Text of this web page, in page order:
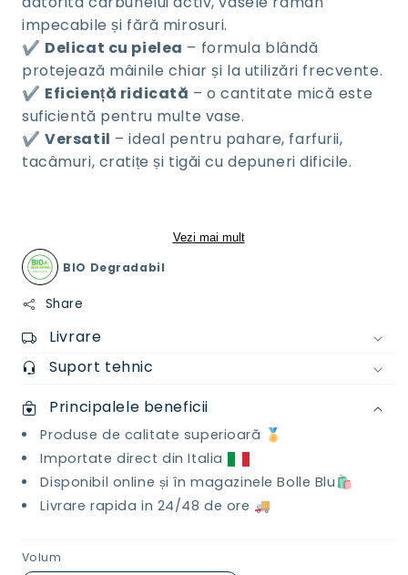
impecabile și fără mirosuri.
✔️ Delicat cu pielea – formula blândă
protejează mâinile chiar și la utilizări frecvente.
✔️ Eficiență ridicată – o cantitate mică este
suficientă pentru multe vase.
✔️Versatil – ideal pentru pahare, farfurii,
tacâmuri, cratițe și tigăi cu depuneri dificile.
Vezi mai mult
BIO Degradabil
Share
Livrare
Suport tehnic
Principalele beneficii
Produse de calitate superioară 🏅
Importate direct din Italia
Disponibil online și în magazinele Bolle Blu🛍️
Livrare rapida in 24/48 de ore 🚚
Volum